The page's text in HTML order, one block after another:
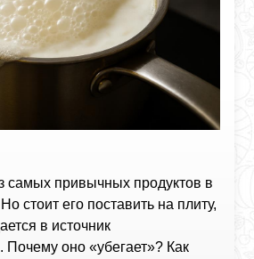
самых привычных продуктов в
стоит его поставить на плиту,
в источник
Почему оно «убегает»? Как